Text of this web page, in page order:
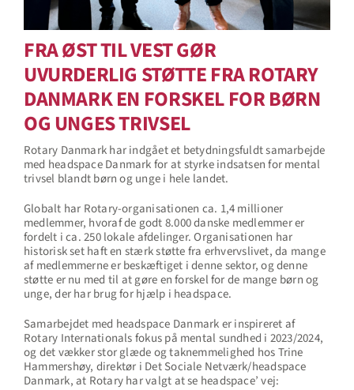
FRA ØST TIL VEST GØR
UVURDERLIG STØTTE FRA ROTARY
DANMARK EN FORSKEL FOR BØRN
OG UNGES TRIVSEL
Rotary Danmark har indgået et betydningsfuldt samarbejde
med headspace Danmark for at styrke indsatsen for mental
trivsel blandt børn og unge i hele landet.
Globalt har Rotary-organisationen ca. 1,4 millioner
medlemmer, hvoraf de godt 8.000 danske medlemmer er
fordelt i ca. 250 lokale afdelinger. Organisationen har
historisk set haft en stærk støtte fra erhvervslivet, da mange
af medlemmerne er beskæftiget i denne sektor, og denne
støtte er nu med til at gøre en forskel for de mange børn og
unge, der har brug for hjælp i headspace.
Samarbejdet med headspace Danmark er inspireret af
Rotary Internationals fokus på mental sundhed i 2023/2024,
og det vækker stor glæde og taknemmelighed hos Trine
Hammershøy, direktør i Det Sociale Netværk/headspace
Danmark, at Rotary har valgt at se headspace’ vej: